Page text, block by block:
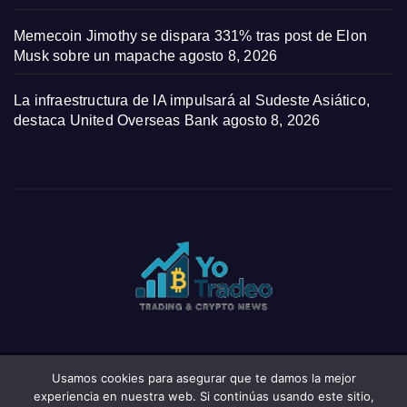
Memecoin Jimothy se dispara 331% tras post de Elon
Musk sobre un mapache agosto 8, 2026
La infraestructura de IA impulsará al Sudeste Asiático,
destaca United Overseas Bank agosto 8, 2026
Funciona gracias a WordPress|Tema: News Click deThemeansar
Usamos cookies para asegurar que te damos la mejor
experiencia en nuestra web. Si continúas usando este sitio,